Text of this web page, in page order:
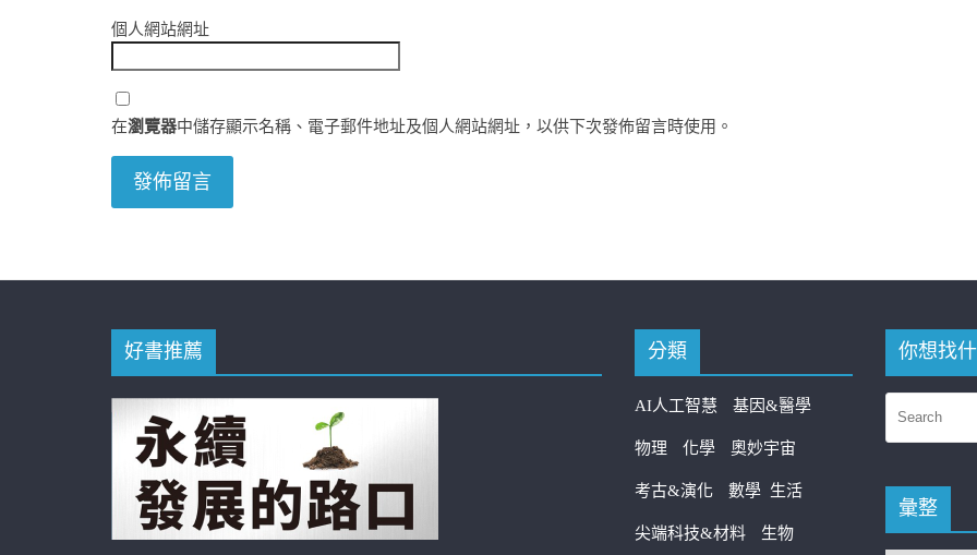
個人網站網址
在瀏覽器中儲存顯示名稱、電子郵件地址及個人網站網址，以供下次發佈留言時使用。
好書推薦 分類
AI人工智慧 基因&醫學
物理 化學 奧妙宇宙
考古&演化 數學 生活
尖端科技&材料 生物
你想找
彙整